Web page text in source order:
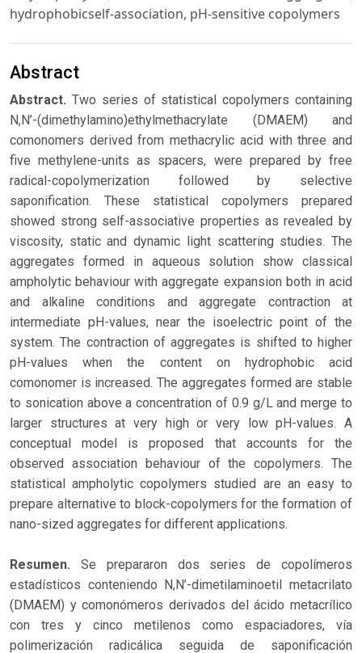
hydrophobicself-association, pH-sensitive copolymers
Abstract
Abstract. Two series of statistical copolymers containing
N,N’-(dimethylamino)ethylmethacrylate (DMAEM) and
comonomers derived from methacrylic acid with three and
five methylene-units as spacers, were prepared by free
radical-copolymerization followed by selective
saponification. These statistical copolymers prepared
showed strong self-associative properties as revealed by
viscosity, static and dynamic light scattering studies. The
aggregates formed in aqueous solution show classical
ampholytic behaviour with aggregate expansion both in acid
and alkaline conditions and aggregate contraction at
intermediate pH-values, near the isoelectric point of the
system. The contraction of aggregates is shifted to higher
pH-values when the content on hydrophobic acid
comonomer is increased. The aggregates formed are stable
to sonication above a concentration of 0.9 g/L and merge to
larger structures at very high or very low pH-values. A
conceptual model is proposed that accounts for the
observed association behaviour of the copolymers. The
statistical ampholytic copolymers studied are an easy to
prepare alternative to block-copolymers for the formation of
nano-sized aggregates for different applications.
Resumen. Se prepararon dos series de copolímeros
estadísticos conteniendo N,N’-dimetilaminoetil metacrilato
(DMAEM) y comonómeros derivados del ácido metacrílico
con tres y cinco metilenos como espaciadores, vía
polimerización radicálica seguida de saponificación